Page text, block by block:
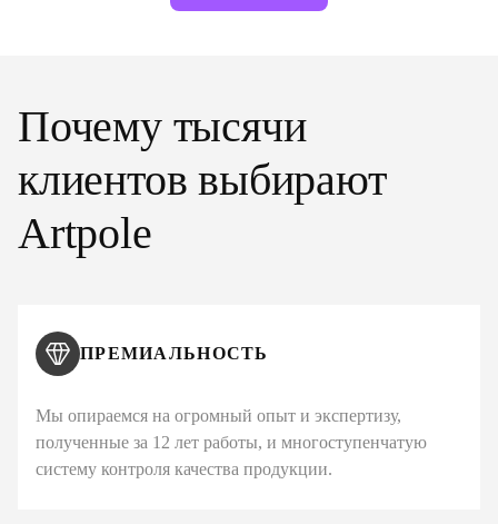
Почему тысячи
клиентов выбирают
Artpole
ПРЕМИАЛЬНОСТЬ
Мы опираемся на огромный опыт и экспертизу,
полученные за 12 лет работы, и многоступенчатую
систему контроля качества продукции.